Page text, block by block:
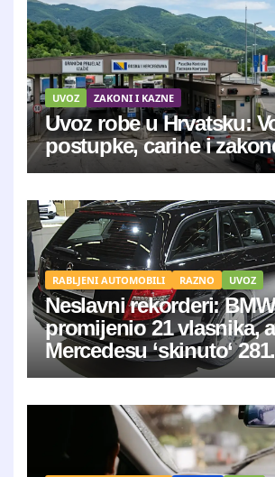
UVOZ ZAKONI I KAZNE
Uvoz robe u Hrvatsku:
postupke, carine i
RABLJENI AUTOMOBILI RAZNO UVOZ
Neslavni rekorderi: BMW
promijenio 21 vlasnika, a
Mercedesu ‘skinuto‘
kilometara